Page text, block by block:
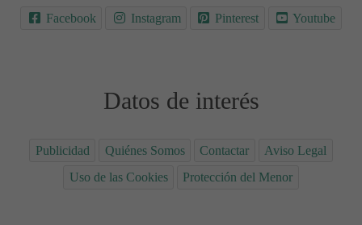
Facebook Instagram Pinterest Youtube
Datos de interés
Publicidad Quiénes Somos Contactar
Aviso Legal
Uso de las Cookies
Protección del Menor